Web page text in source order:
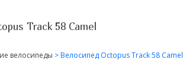
Track 58 Camel
велосипеды >Велосипед Octopus Track 58 Camel